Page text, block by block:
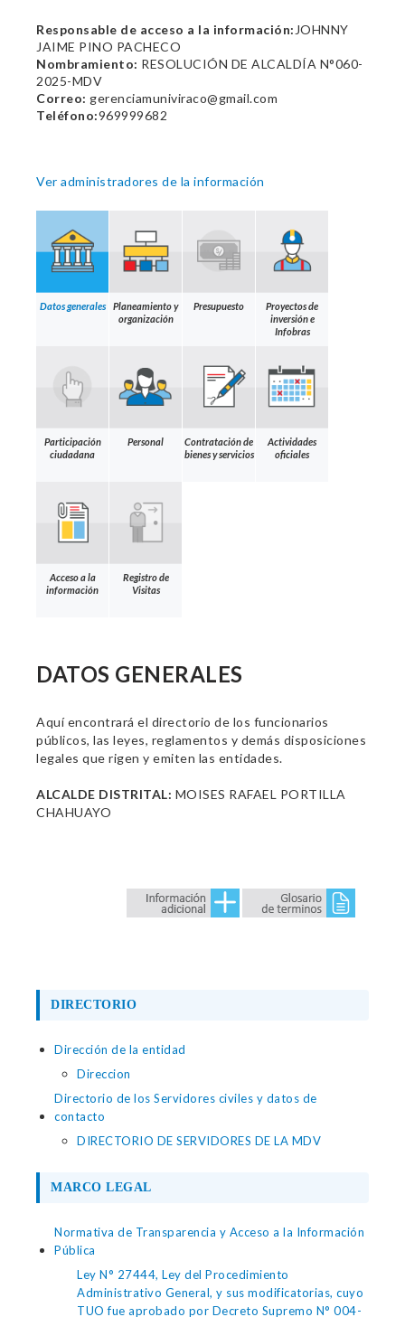
Responsable de acceso a la información: JOHNNY
JAIME PINO PACHECO
Nombramiento: RESOLUCIÓN DE ALCALDÍA N°060-
2025-MDV
Correo: gerenciamuniviraco@gmail.com
Teléfono:969999682
Ver administradores de la información
Datos generales
Planeamiento y
organización
Presupuesto
Proyectos de
inversión e
Infobras
Participación
ciudadana
Personal
Contratación de
bienes y servicios
Actividades
oficiales
Acceso a la
información
Registro de
Visitas
DATOS GENERALES
Aquí encontrará el directorio de los funcionarios
públicos, las leyes, reglamentos y demás disposiciones
legales que rigen y emiten las entidades.
ALCALDE DISTRITAL: MOISES RAFAEL PORTILLA
CHAHUAYO
DIRECTORIO
Dirección de la entidad
Direccion
Directorio de los Servidores civiles y datos de
contacto
DIRECTORIO DE SERVIDORES DE LA MDV
MARCO LEGAL
Normativa de Transparencia y Acceso a la Información
Pública
Ley N° 27444, Ley del Procedimiento
Administrativo General, y sus modificatorias, cuyo
TUO fue aprobado por Decreto Supremo N° 004-